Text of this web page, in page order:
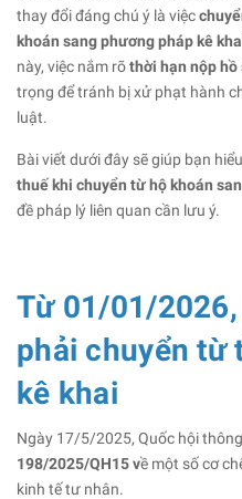
thay đổi đáng chú ý là việc
khoán sang phương pháp kê
này, việc nắm rõthời hạn nộp hồ
trọng để tránh bị xử phạt hành
luật.
Bài viết dưới đây sẽ giúp bạn
thuế khi chuyển từ hộ khoán
đề pháp lý liên quan cần lưu ý.
Từ 01/01/
phải chuyển từ
kê khai
Ngày 17/5/2025, Quốc hội
198/2025/QH15 về một số cơ
kinh tế tư nhân.